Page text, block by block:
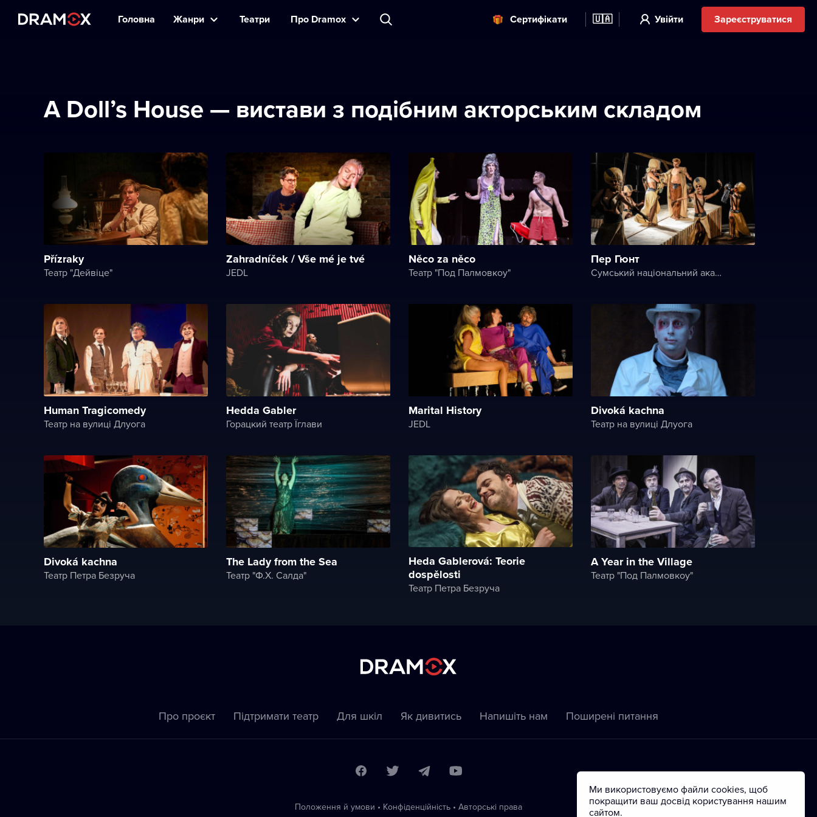
Головна Жанри Театри Прo Dramox Cертифікати 🇺🇦 Увійти Зареєструватися
A Doll’s House — вистави з подібним акторським складом
Přízraky
Театр "Дейвіце"
Zahradníček / Vše mé je tvé
JEDL
Něco za něco
Театр "Под Палмовкоу"
Пер Гюнт
Сумський національний академічний театр драми та музичної комедії імені М.С. Щепкіна
Human Tragicomedy
Театр на вулиці Длуога
Hedda Gabler
Горацкий театр Їглави
Marital History
JEDL
Divoká kachna
Театр на вулиці Длуога
Divoká kachna
Театр Петра Безруча
The Lady from the Sea
Театр "Ф.X. Салда"
Heda Gablerová: Teorie
dospělosti
Театр Петра Безруча
A Year in the Village
Театр "Под Палмовкоу"
Про проєкт Підтримати театр Для шкіл Як дивитись Напишіть нам Пoширені питання
Положення й умови • Конфіденційність • Автoрські права
Ми використовуємо файли cookies, щоб
покращити ваш досвід користування нашим
сайтом.